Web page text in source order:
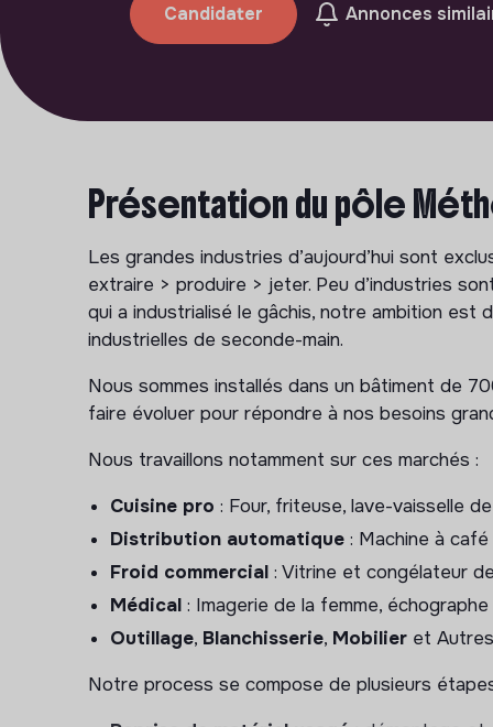
Candidater Annonces
Présentation du pôle
Les grandes industries d’aujourd’hui sont
extraire > produire > jeter. Peu d’industries
qui a industrialisé le gâchis, notre ambition est
industrielles de seconde-main.
Nous sommes installés dans un bâtiment de
faire évoluer pour répondre à nos besoins
Nous travaillons notamment sur ces marchés :
Cuisine pro : Four, friteuse, lave-vaisselle
Distribution automatique : Machine à
Froid commercial : Vitrine et congélateur
Médical : Imagerie de la femme,
Outillage, Blanchisserie, Mobilier et
Notre process se compose de plusieurs